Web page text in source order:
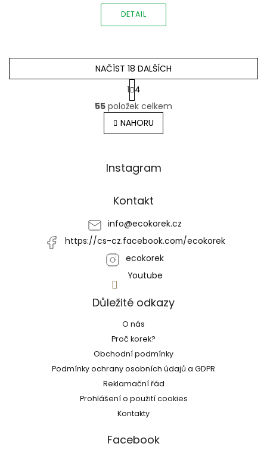
DETAIL
O
v
l
á
c
r
k
y
v
ý
p
i
u
NAČÍST 18 DALŠÍCH
S
t
r
á
n
k
á
n
1 4
55 položek celkem
NAHORU
Instagram
Kontakt
info@ecokorek.cz
https://cs-cz.facebook.com/ecokorek
ecokorek
Youtube
Důležité odkazy
O nás
Proč korek?
Obchodní podmínky
Podmínky ochrany osobních údajů a GDPR
Reklamační řád
Prohlášení o použití cookies
Kontakty
Facebook